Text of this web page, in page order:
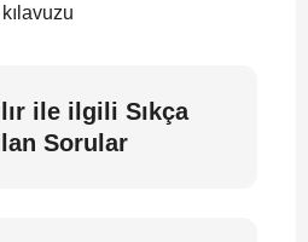
kılavuzu
ile ilgili Sıkça
Sorular